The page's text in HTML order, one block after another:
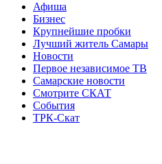
Афиша
Бизнес
Крупнейшие пробки
Лучший житель Самары
Новости
Первое независимое ТВ
Самарские новости
Смотрите СКАТ
События
ТРК-Скат